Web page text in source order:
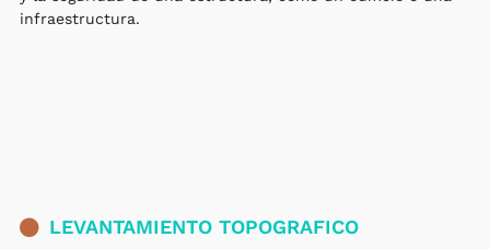
infraestructura.
LEVANTAMIENTO TOPOGRAFICO